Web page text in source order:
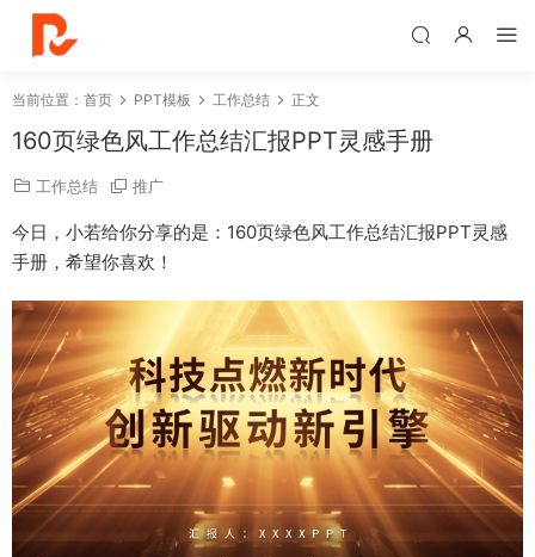
当前位置： 首页 PPT模板 工作总结 正文
160页绿色风工作总结汇报PPT灵感手册
工作总结 推广
今日，小若给你分享的是：160页绿色风工作总结汇报PPT灵感
手册，希望你喜欢！